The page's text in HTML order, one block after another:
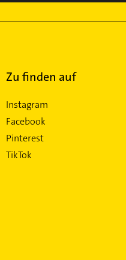
Zu finden auf
Instagram
Facebook
Pinterest
TikTok